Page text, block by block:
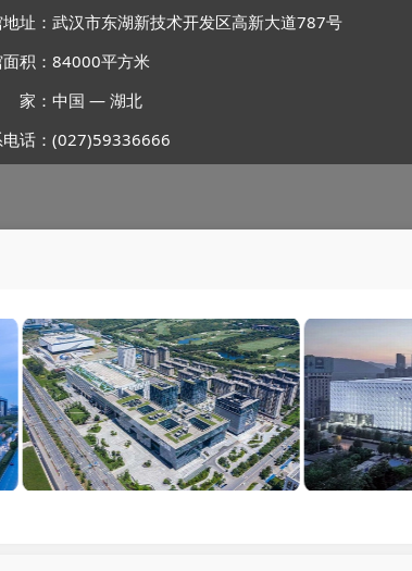
地址：武汉市东湖新技术开发区高新大道787号
积：84000平方米
：中国 — 湖北
电话：(027)59336666